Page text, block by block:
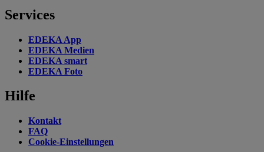
Services
EDEKA App
EDEKA Medien
EDEKA smart
EDEKA Foto
Hilfe
Kontakt
FAQ
Cookie-Einstellungen